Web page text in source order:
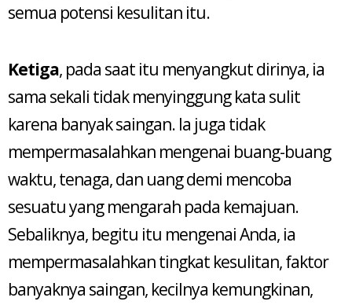
semua potensi kesulitan itu.
Ketiga, pada saat itu menyangkut dirinya, ia
sama sekali tidak menyinggung kata sulit
karena banyak saingan. Ia juga tidak
mempermasalahkan mengenai buang-buang
waktu, tenaga, dan uang demi mencoba
sesuatu yang mengarah pada kemajuan.
Sebaliknya, begitu itu mengenai Anda, ia
mempermasalahkan tingkat kesulitan, faktor
banyaknya saingan, kecilnya kemungkinan,